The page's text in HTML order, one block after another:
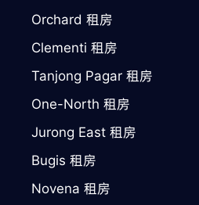
Orchard 租房
Clementi 租房
Tanjong Pagar 租房
One-North 租房
Jurong East 租房
Bugis 租房
Novena 租房